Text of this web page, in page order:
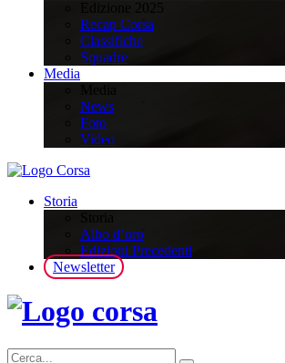
Recap Corsa
Classifiche
Squadre
Media
News
Foto
Video
Storia
Albo d’oro
Edizioni Precedenti
Newsletter